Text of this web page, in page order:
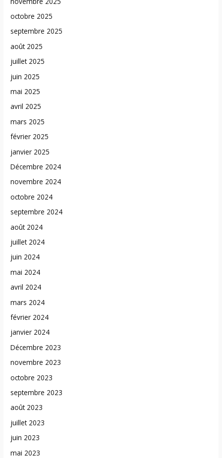
octobre 2025
septembre 2025
août 2025
juillet 2025
juin 2025
mai 2025
avril 2025
mars 2025
février 2025
janvier 2025
Décembre 2024
novembre 2024
octobre 2024
septembre 2024
août 2024
juillet 2024
juin 2024
mai 2024
avril 2024
mars 2024
février 2024
janvier 2024
Décembre 2023
novembre 2023
octobre 2023
septembre 2023
août 2023
juillet 2023
juin 2023
mai 2023